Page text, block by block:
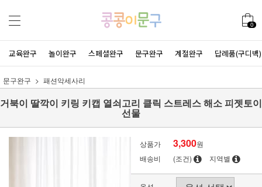
0
교육완구 놀이완구 스페셜완구 문구완구 계절완구 답례품(구디백)
문구완구 패션악세사리
거북이 딸깍이 키링 키캡 열쇠고리 클릭 스트레스 해소 피젯토이
선물
상품가 3,300원
배송비
(조건) 지역별